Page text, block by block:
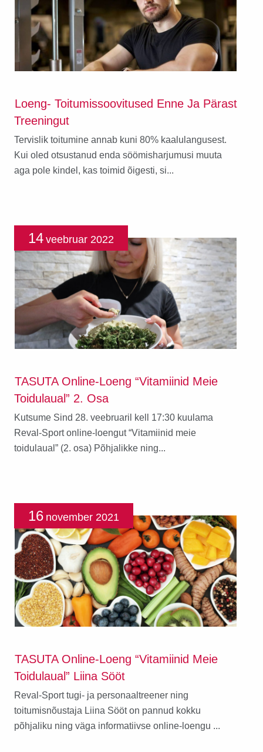
Loeng- Toitumissoovitused Enne Ja Pärast
Treeningut
Tervislik toitumine annab kuni 80% kaalulangusest.
Kui oled otsustanud enda söömisharjumusi muuta
aga pole kindel, kas toimid õigesti, si...
14 veebruar 2022
TASUTA Online-Loeng “Vitamiinid Meie
Toidulaual” 2. Osa
Kutsume Sind 28. veebruaril kell 17:30 kuulama
Reval-Sport online-loengut “Vitamiinid meie
toidulaual” (2. osa) Põhjalikke ning...
16 november 2021
TASUTA Online-Loeng “Vitamiinid Meie
Toidulaual” Liina Sööt
Reval-Sport tugi- ja personaaltreener ning
toitumisnõustaja Liina Sööt on pannud kokku
põhjaliku ning väga informatiivse online-loengu ...